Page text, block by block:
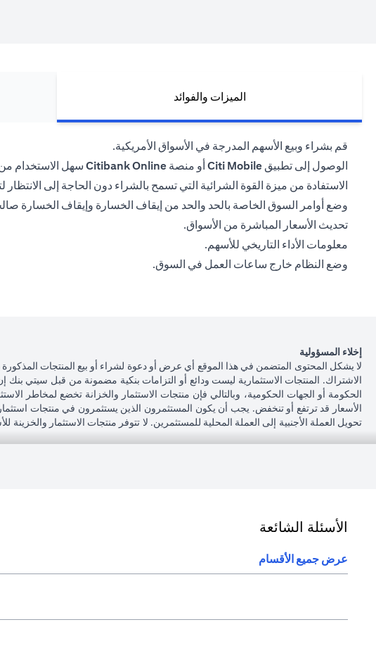
الميزات والفوائد
قم بشراء وبيع الأسهم المدرجة في الأسواق الأمريكية.
الوصول إلى تطبيق Citi Mobile أو منصة Citibank Online سهل الاستخدام
الاستفادة من ميزة القوة الشرائية التي تسمح بالشراء دون الحاجة إلى الانتظار
وضع أوامر السوق الخاصة بالحد والحد من إيقاف الخسارة وإيقاف الخسارة
تحديث الأسعار المباشرة من الأسواق.
معلومات الأداء التاريخي للأسهم.
وضع النظام خارج ساعات العمل في السوق.
إخلاء المسؤولية
لا يشكل المحتوى المتضمن في هذا الموقع أي عرض أو دعوة لشراء أو بيع المنتجات
الاشتراك. المنتجات الاستثمارية ليست ودائع أو التزامات بنكية مضمونة من قبل سيتي
الحكومة أو الجهات الحكومية، وبالتالي فإن منتجات الاستثمار والخزانة تخضع لمخاطر
الأسعار قد ترتفع أو تنخفض. يجب أن يكون المستثمرون الذين يستثمرون في منتجات
تحويل العملة الأجنبية إلى العملة المحلية للمستثمرين. لا تتوفر منتجات الاستثمار
الأسئلة الشائعة
عرض جميع الأقسام